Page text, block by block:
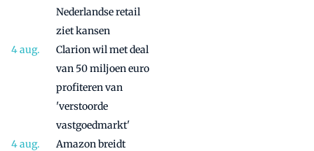
Nederlandse retail
ziet kansen
Clarion wil met deal
van 50 miljoen euro
profiteren van
'verstoorde
vastgoedmarkt'
Amazon breidt